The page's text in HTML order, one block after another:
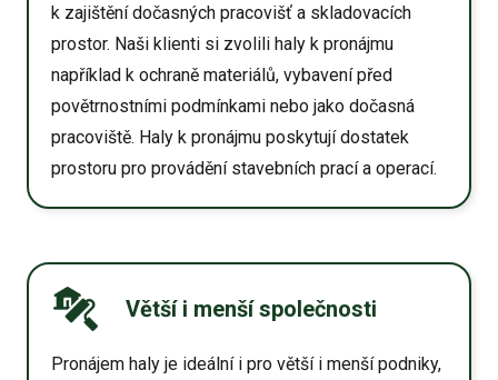
k zajištění dočasných pracovišť a skladovacích
prostor. Naši klienti si zvolili haly k pronájmu
například k ochraně materiálů, vybavení před
povětrnostními podmínkami nebo jako dočasná
pracoviště. Haly k pronájmu poskytují dostatek
prostoru pro provádění stavebních prací a operací.
Větší i menší společnosti
Pronájem haly je ideální i pro větší i menší podniky,